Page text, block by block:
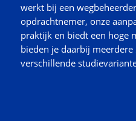
werkt bij een
opdrachtnemer, onze
praktijk en biedt een hoge
bieden je daarbij
verschillende